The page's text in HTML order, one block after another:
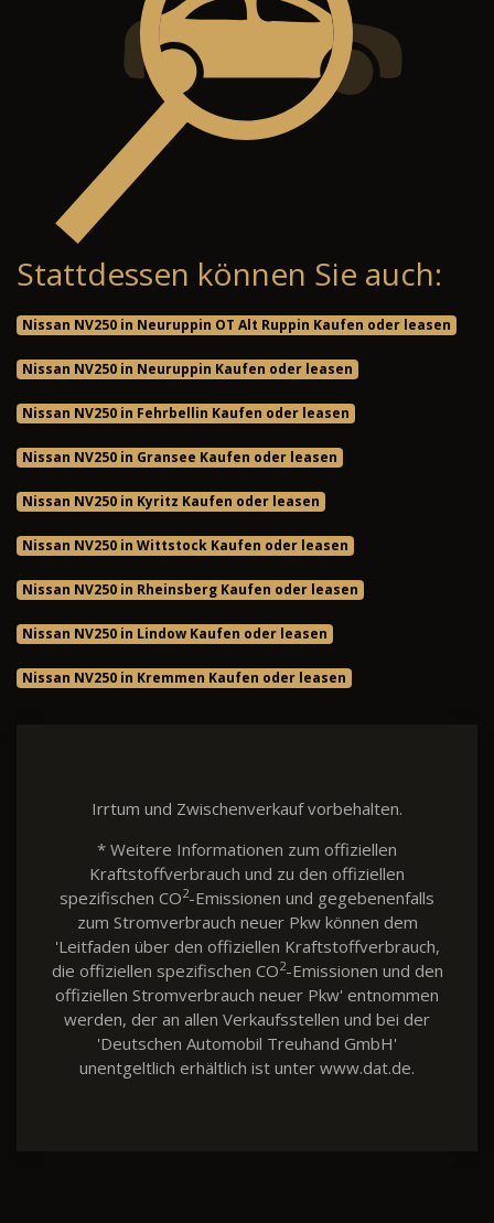
Stattdessen können Sie auch:
Nissan NV250 in Neuruppin OT Alt Ruppin Kaufen oder leasen
Nissan NV250 in Neuruppin Kaufen oder leasen
Nissan NV250 in Fehrbellin Kaufen oder leasen
Nissan NV250 in Gransee Kaufen oder leasen
Nissan NV250 in Kyritz Kaufen oder leasen
Nissan NV250 in Wittstock Kaufen oder leasen
Nissan NV250 in Rheinsberg Kaufen oder leasen
Nissan NV250 in Lindow Kaufen oder leasen
Nissan NV250 in Kremmen Kaufen oder leasen
Irrtum und Zwischenverkauf vorbehalten.
* Weitere Informationen zum offiziellen
Kraftstoffverbrauch und zu den offiziellen
spezifischen CO2-Emissionen und gegebenenfalls
zum Stromverbrauch neuer Pkw können dem
'Leitfaden über den offiziellen Kraftstoffverbrauch,
die offiziellen spezifischen CO2-Emissionen und den
offiziellen Stromverbrauch neuer Pkw' entnommen
werden, der an allen Verkaufsstellen und bei der
'Deutschen Automobil Treuhand GmbH'
unentgeltlich erhältlich ist unter www.dat.de.